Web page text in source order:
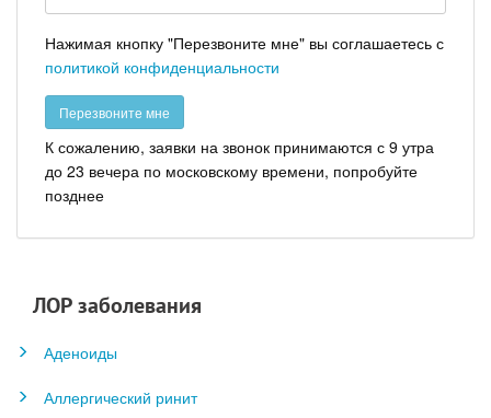
Нажимая кнопку "Перезвоните мне" вы соглашаетесь с
политикой конфиденциальности
К сожалению, заявки на звонок принимаются с 9 утра
до 23 вечера по московскому времени, попробуйте
позднее
ЛОР заболевания
Аденоиды
Аллергический ринит